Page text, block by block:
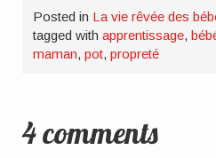
Posted in La vie rêvée des
tagged withapprentissage,
maman,pot,propreté
4 comments